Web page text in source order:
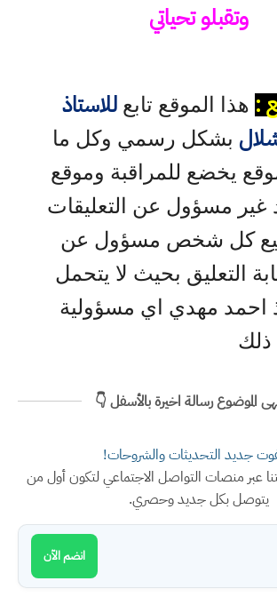
وتقبلو تحياتي
: هذا الموقع تابع للاستاذ
بشكل رسمي وكل ما
يخضع للمراقبة وموقع
غير مسؤول عن التعليقات
كل شخص مسؤول عن
التعليق بحيث لا يتحمل
احمد مهدي اي مسؤولية
ذلك
الموضوع رسالة اخيرة بالأسفل 👇
جديد التحديثات والشروحات!
عبر منصات التواصل الاجتماعي لتكون أول من
يتوصل بكل جديد وحصري.
انضم الآن